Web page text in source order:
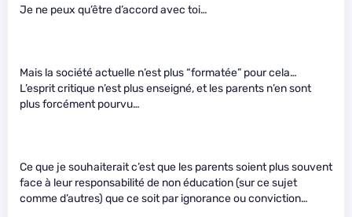
Je ne peux qu’être d’accord avec toi…
Mais la société actuelle n’est plus “formatée” pour cela…
L’esprit critique n’est plus enseigné, et les parents n’en sont
plus forcément pourvu…
Ce que je souhaiterait c’est que les parents soient plus souvent
face à leur responsabilité de non éducation (sur ce sujet
comme d’autres) que ce soit par ignorance ou conviction…